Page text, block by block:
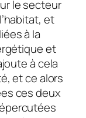
le secteur
et
à la
et
à cela
et ce alors
ces deux